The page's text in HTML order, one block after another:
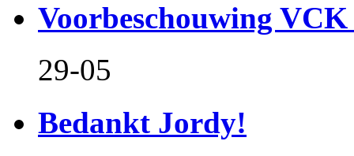
Voorbeschouwing VCK
29-05
Bedankt Jordy!